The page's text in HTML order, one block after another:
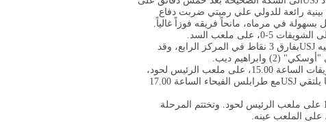
بينية رائعة للدولي علي رميتي ضربت دفاع
في مرماه، مانحاً فريقه فوزاً غالياً.
على ملعب السد.
USJ
بفارق 3 نقاط في المركز الرابع، وقد
مع الشويفات الساعة 15.00، على ملعب الرئيس لحود،
USJ
مع طرابلس الفيحاء الساعة 17.00
، بعد غدٍ الاحد، الساعة 17.00 على ملعب الرئيس لحود. وتختتم المرحلة